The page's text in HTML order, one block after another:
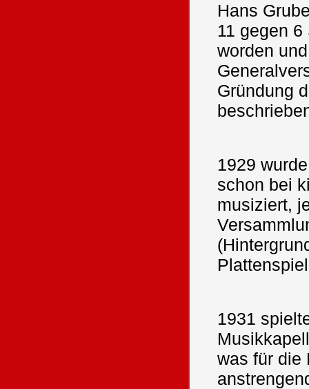
Hans
11 gegen
worden
Gründung
1929
schon bei
musiziert,
1931
was für die